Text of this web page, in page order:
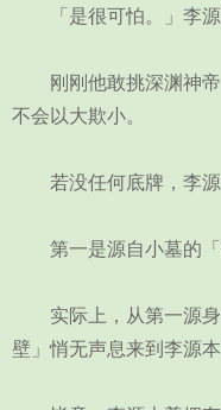
「是很可怕。」李源
刚刚他敢挑深渊神帝
不会以大欺小。
若没任何底牌，李源
第一是源自小墓的「
实际上，从第一源身
壁」悄无声息来到李源本